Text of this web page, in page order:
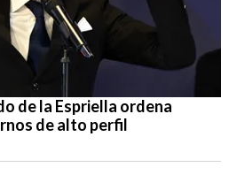
de la Espriella ordena
de alto perfil